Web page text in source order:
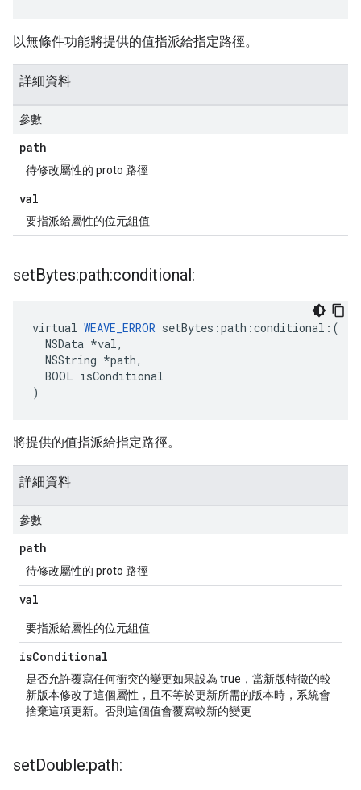
以無條件功能將提供的值指派給指定路徑。
詳細資料
參數
path
待修改屬性的 proto 路徑
val
要指派給屬性的位元組值
setBytes:path:conditional:
virtual WEAVE_ERROR setBytes:path:conditional:(
  NSData *val,
  NSString *path,
  BOOL isConditional
)
將提供的值指派給指定路徑。
詳細資料
參數
path
待修改屬性的 proto 路徑
val
要指派給屬性的位元組值
isConditional
是否允許覆寫任何衝突的變更如果設為 true，當新版特徵的較
新版本修改了這個屬性，且不等於更新所需的版本時，系統會
捨棄這項更新。否則這個值會覆寫較新的變更
setDouble:path: